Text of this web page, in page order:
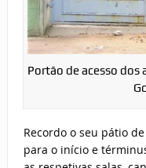
Portão de acesso dos
Recordo o seu pátio
para o início e